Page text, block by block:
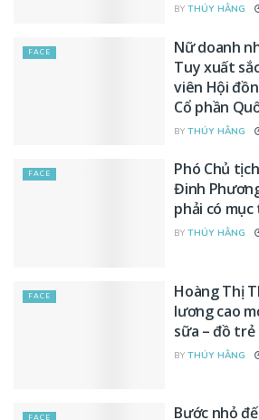
BY THÚY HẰNG
FACE
Nữ doanh
Tuy xuất
viên Hội
Cổ phần
BY THÚY HẰNG
FACE
Phó Chủ
Đinh
phải có
BY THÚY HẰNG
FACE
Hoàng Thị
lương cao
sữa – đồ trẻ
BY THÚY HẰNG
FACE Bước nhỏ